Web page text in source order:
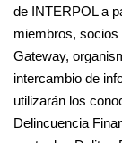
de INTERPOL a
miembros,
Gateway,
intercambio de
utilizarán los
Delincuencia